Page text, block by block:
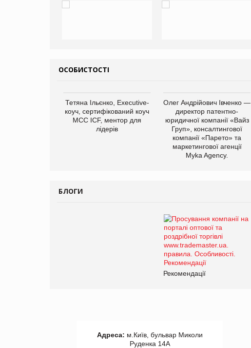
ОСОБИСТОСТІ
Тетяна Ільєнко, Executive-
коуч, сертифікований коуч
МСС ICF, ментор для
лідерів
Олег Андрійович Івченко —
директор патентно-
юридичної компанії «Вайз
Груп», консалтингової
компанії «Парето» та
маркетингової агенції
Myka Agency.
БЛОГИ
Рекомендації
Адреса: м.Київ, бульвар Миколи
Руденка 14А